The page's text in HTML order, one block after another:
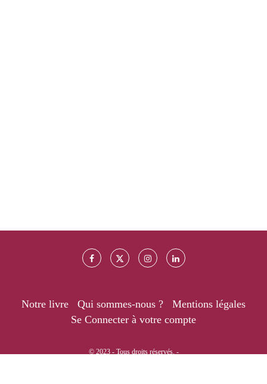
Notre livre Qui sommes-nous ?
Mentions légales
Se Connecter à votre compte
© 2023 - Tous droits réservés. -